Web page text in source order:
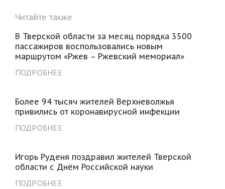
Читайте также
В Тверской области за месяц порядка 3500
пассажиров воспользовались новым
маршрутом «Ржев – Ржевский мемориал»
ПОДРОБНЕЕ
Более 94 тысяч жителей Верхневолжья
привились от коронавирусной инфекции
ПОДРОБНЕЕ
Игорь Руденя поздравил жителей Тверской
области с Днём Российской науки
ПОДРОБНЕЕ